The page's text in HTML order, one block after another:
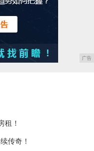
广告
租！
传奇！